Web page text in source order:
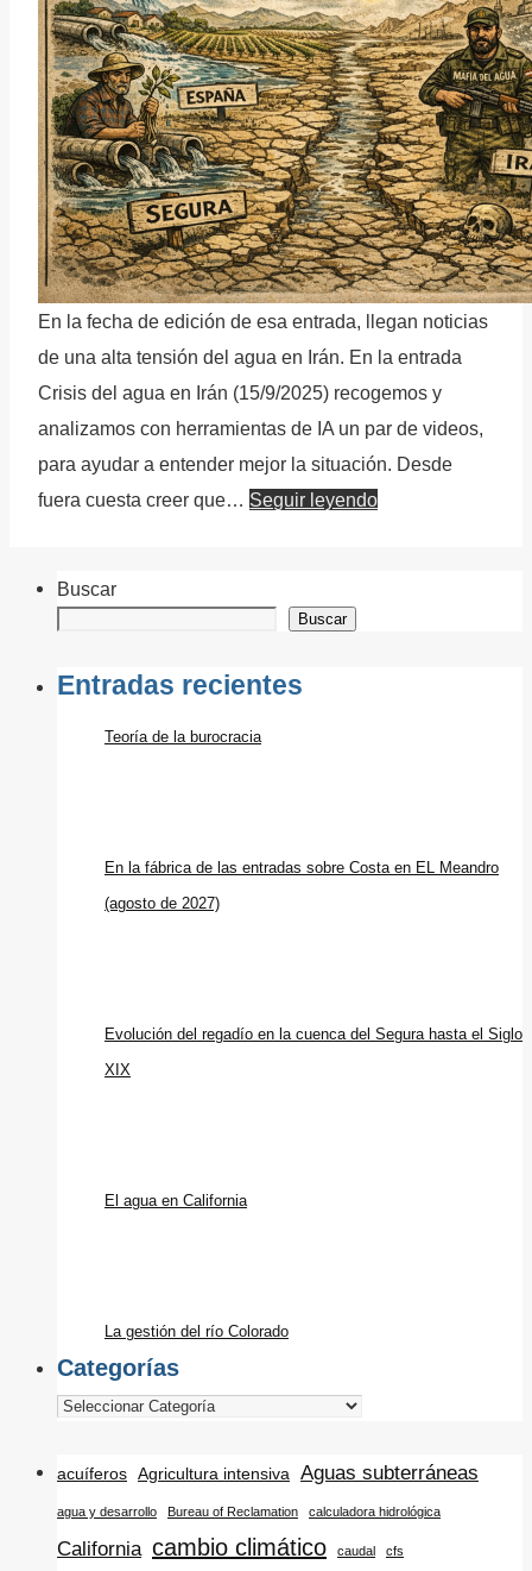
En la fecha de edición de esa entrada, llegan noticias
de una alta tensión del agua en Irán. En la entrada
Crisis del agua en Irán (15/9/2025) recogemos y
analizamos con herramientas de IA un par de videos,
para ayudar a entender mejor la situación. Desde
fuera cuesta creer que… Seguir leyendo
Buscar
Buscar
Entradas recientes
Teoría de la burocracia
En la fábrica de las entradas sobre Costa en EL Meandro
(agosto de 2027)
Evolución del regadío en la cuenca del Segura hasta el Siglo
XIX
El agua en California
La gestión del río Colorado
Categorías
acuíferos Agricultura intensiva Aguas subterráneas
agua y desarrollo Bureau of Reclamation calculadora hidrológica
California cambio climático caudal cfs